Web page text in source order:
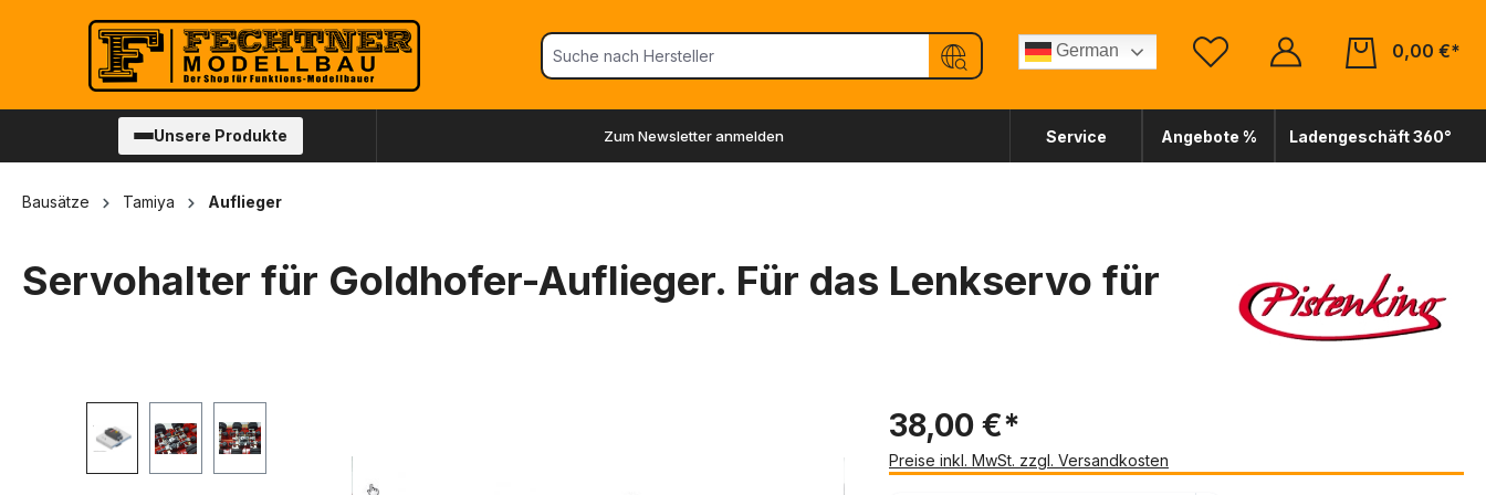
Zur Hauptnavigation springen
German
0,00 €*
Unsere Produkte Zum Newsletter anmelden Service Angebote % Ladengeschäft 360°
Bausätze Tamiya Auflieger
Servohalter für Goldhofer-Auflieger. Für das Lenkservo für
38,00 €*
Preise inkl. MwSt. zzgl. Versandkosten